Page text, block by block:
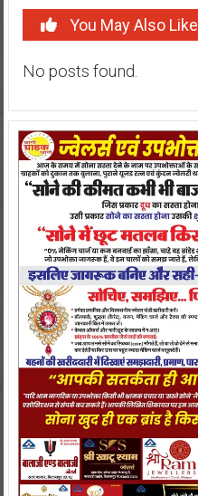
You May Also Like
No posts found.